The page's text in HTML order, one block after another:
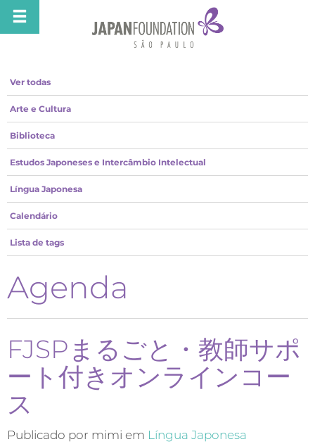
Ver todas
Arte e Cultura
Biblioteca
Estudos Japoneses e Intercâmbio Intelectual
Língua Japonesa
Calendário
Lista de tags
Agenda
FJSPまるごと・教師サポ
ート付きオンラインコー
ス
Publicado por mimi em Língua Japonesa